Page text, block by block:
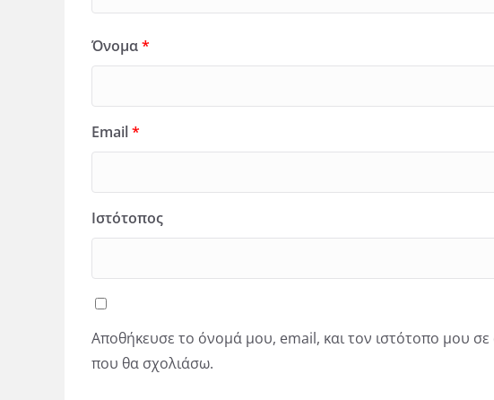
Όνομα*
Email*
Ιστότοπος
Αποθήκευσε το όνομά μου, email, και τον ιστότοπο μου
που θα σχολιάσω.